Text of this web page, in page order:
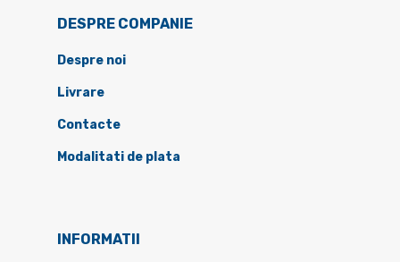
DESPRE COMPANIE
Despre noi
Livrare
Contacte
Modalitati de plata
INFORMATII